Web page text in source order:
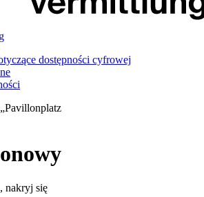
dostępności cyfrowej
nakryj się